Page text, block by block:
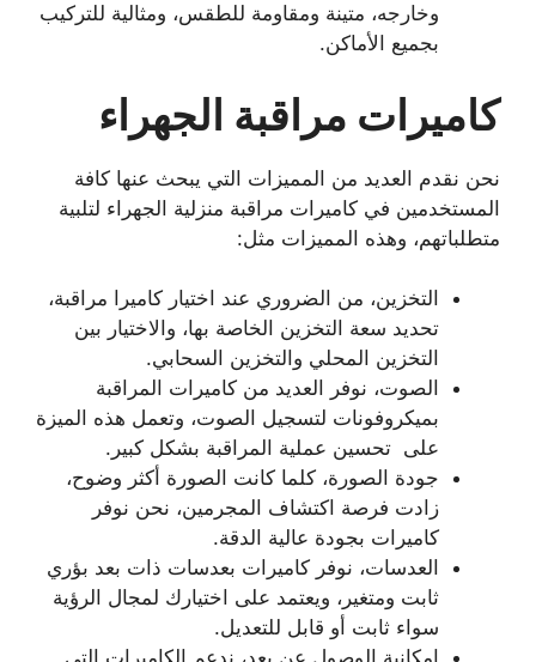
وخارجه، متينة ومقاومة للطقس، ومثالية للتركيب
بجميع الأماكن.
كاميرات مراقبة الجهراء
نحن نقدم العديد من المميزات التي يبحث عنها كافة
المستخدمين في كاميرات مراقبة منزلية الجهراء لتلبية
متطلباتهم، وهذه المميزات مثل:
التخزين، من الضروري عند اختيار كاميرا مراقبة،
تحديد سعة التخزين الخاصة بها، والاختيار بين
التخزين المحلي والتخزين السحابي.
الصوت، نوفر العديد من كاميرات المراقبة
بميكروفونات لتسجيل الصوت، وتعمل هذه الميزة
على تحسين عملية المراقبة بشكل كبير.
جودة الصورة، كلما كانت الصورة أكثر وضوح،
زادت فرصة اكتشاف المجرمين، نحن نوفر
كاميرات بجودة عالية الدقة.
العدسات، نوفر كاميرات بعدسات ذات بعد بؤري
ثابت ومتغير، ويعتمد على اختيارك لمجال الرؤية
سواء ثابت أو قابل للتعديل.